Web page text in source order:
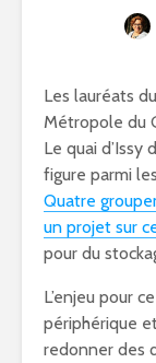
Les lauréats
Métropole du
Le quai d’Issy
figure parmi
Quatre
un projet sur
pour du
L’enjeu pour
périphérique
redonner des